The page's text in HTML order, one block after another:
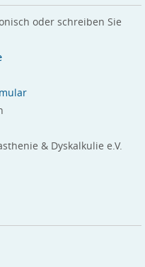
oder schreiben Sie
& Dyskalkulie e.V.